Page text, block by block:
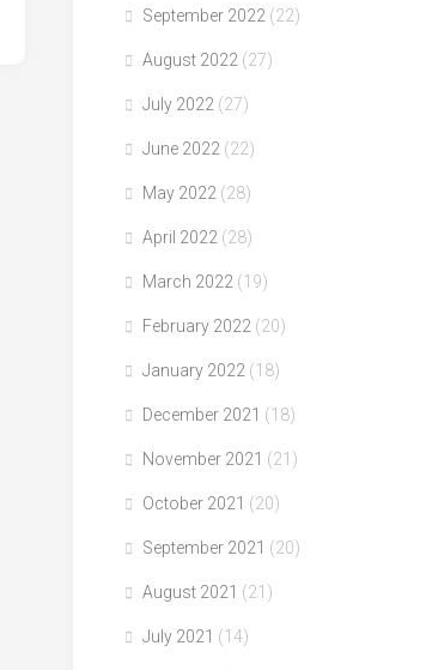
September 2022 (22)
August 2022 (27)
July 2022 (27)
June 2022 (22)
May 2022 (28)
April 2022 (28)
March 2022 (19)
February 2022 (20)
January 2022 (18)
December 2021 (18)
November 2021 (21)
October 2021 (20)
September 2021 (20)
August 2021 (21)
July 2021 (14)